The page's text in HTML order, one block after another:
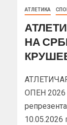
АТЛЕТИКА
НА
ОПЕН
10.05.2026